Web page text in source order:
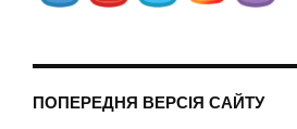
ПОПЕРЕДНЯ ВЕРСІЯ САЙТУ